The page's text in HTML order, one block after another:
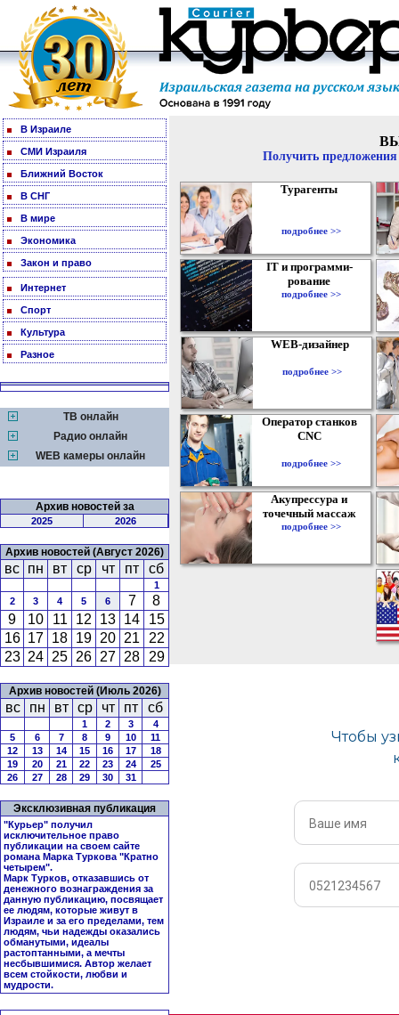
В Израиле
СМИ Израиля
Ближний Восток
В СНГ
В мире
Экономика
Закон и право
Интернет
Спорт
Культура
Разное
ТВ онлайн
Радио онлайн
WEB камеры онлайн
Архив новостей за
2025 2026
Архив новостей (Август 2026)
вс пн вт ср чт пт сб
1
2
3 4 5 6 7
8
9
10 11 12 13 14
15
16 17 18 19 20 21
22
23 24 25 26 27 28 29
Архив новостей (Июль 2026)
вс пн вт ср чт пт сб
1 2 3
4
5
6 7 8 9 10
11
12
13 14 15 16 17
18
19
20 21 22 23 24
25
26
27 28 29 30 31
Эксклюзивная публикация
"Курьер" получил
исключительное право
публикации на своем сайте
романа Марка Туркова "Кратно
четырем".
Марк Турков, отказавшись от
денежного вознаграждения за
данную публикацию, посвящает
ее людям, которые живут в
Израиле и за его пределами, тем
людям, чьи надежды оказались
обманутыми, идеалы
растоптанными, а мечты
несбывшимися. Автор желает
всем стойкости, любви и
мудрости.
Получить
Турагенты
подробнее >>
IT и программи-
рование
подробнее >>
WEB-дизайнер
подробнее >>
Оператор станков
CNC
подробнее >>
Акупрессура и
точечный массаж
подробнее >>